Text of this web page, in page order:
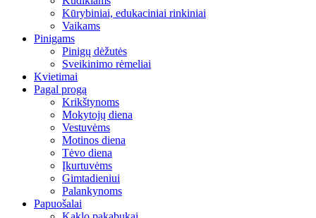
Kūrybiniai, edukaciniai rinkiniai
Vaikams
Pinigams
Pinigų dėžutės
Sveikinimo rėmeliai
Kvietimai
Pagal progą
Krikštynoms
Mokytojų diena
Vestuvėms
Motinos diena
Tėvo diena
Įkurtuvėms
Gimtadieniui
Palankynoms
Papuošalai